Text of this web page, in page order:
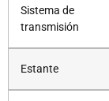
Sistema de
transmisión
Estante